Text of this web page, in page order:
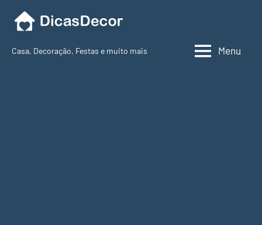
para
conteúdo
Dicas
Casa, Decoração, Festas e muito mais Menu